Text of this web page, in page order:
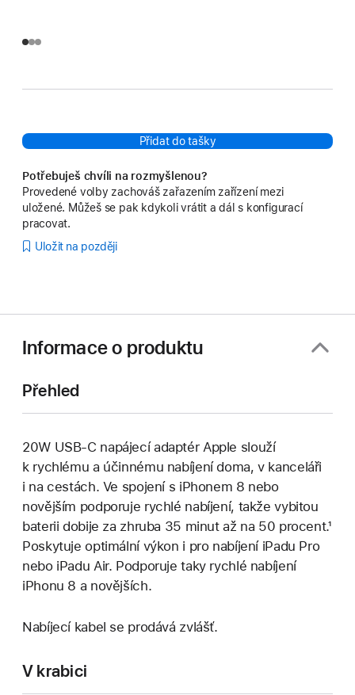
Přidat do tašky
Potřebuješ chvíli na rozmyšlenou?
Provedené volby zachováš zařazením zařízení mezi
uložené. Můžeš se pak kdykoli vrátit a dál s konfigurací
pracovat.
Uložit na později
Informace o produktu
Přehled
20W USB‑C napájecí adaptér Apple slouží
k rychlému a účinnému nabíjení doma, v kanceláři
i na cestách. Ve spojení s iPhonem 8 nebo
novějším podporuje rychlé nabíjení, takže vybitou
baterii dobije za zhruba 35 minut až na 50 procent.¹
Poskytuje optimální výkon i pro nabíjení iPadu Pro
nebo iPadu Air. Podporuje taky rychlé nabíjení
iPhonu 8 a novějších.
Nabíjecí kabel se prodává zvlášť.
V krabici